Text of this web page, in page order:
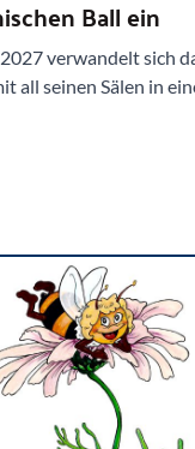
Ball ein
verwandelt sich
all seinen Sälen in